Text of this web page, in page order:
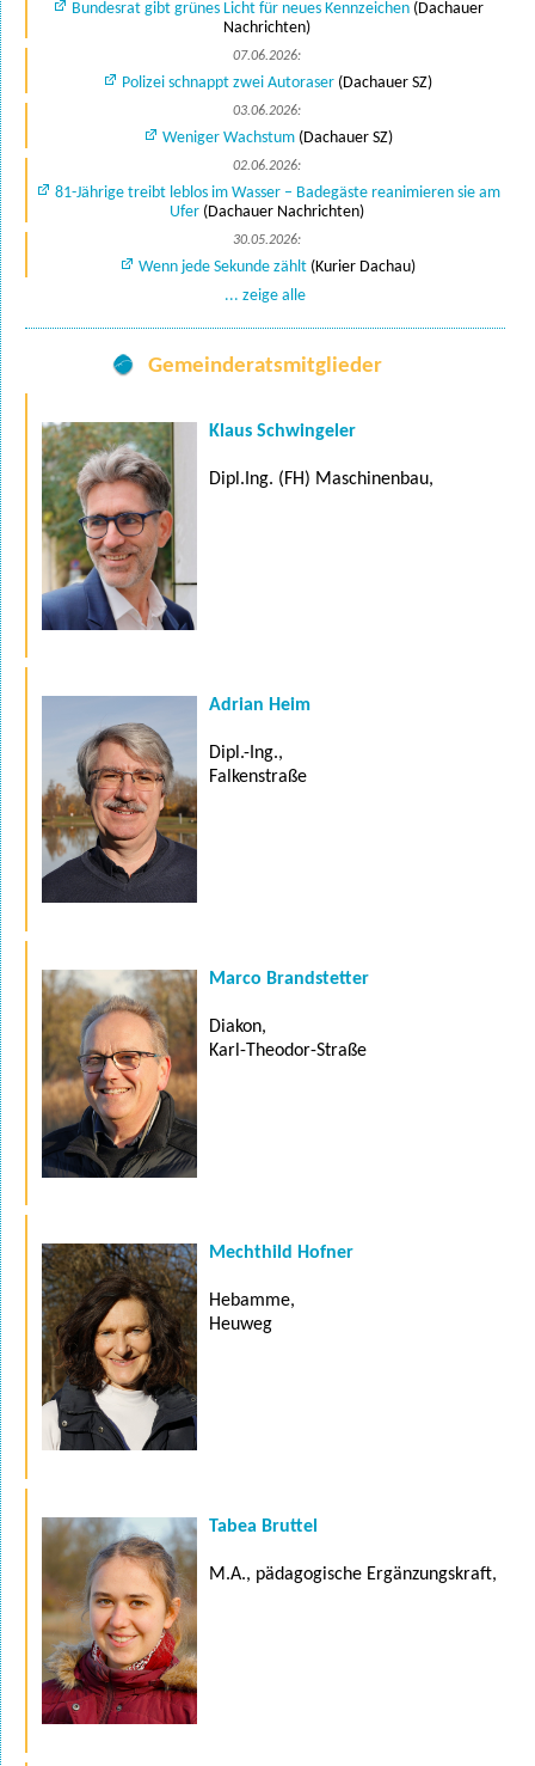
Bundesrat gibt grünes Licht für neues Kennzeichen(Dachauer
Nachrichten)
07.06.2026:
Polizei schnappt zwei Autoraser (Dachauer SZ)
03.06.2026:
Weniger Wachstum(Dachauer SZ)
02.06.2026:
81-Jährige treibt leblos im Wasser – Badegäste reanimieren sie am
Ufer(Dachauer Nachrichten)
30.05.2026:
Wenn jede Sekunde zählt (Kurier Dachau)
... zeige alle
Gemeinderatsmitglieder
Klaus Schwingeler
Dipl.Ing. (FH) Maschinenbau,
Adrian Heim
Dipl.-Ing.,
Falkenstraße
Marco Brandstetter
Diakon,
Karl-Theodor-Straße
Mechthild Hofner
Hebamme,
Heuweg
Tabea Bruttel
M.A., pädagogische Ergänzungskraft,